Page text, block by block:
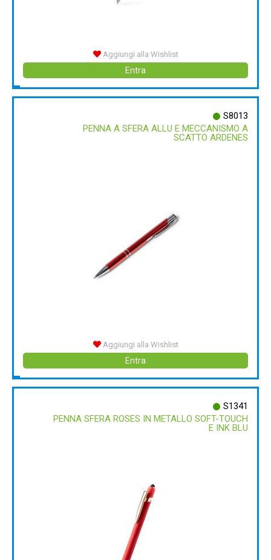
Aggiungi alla Wishlist
Entra
S8013
PENNA A SFERA ALLU E MECCANISMO A
SCATTO ARDENES
Aggiungi alla Wishlist
Entra
S1341
PENNA SFERA ROSES IN METALLO SOFT-TOUCH
E INK BLU